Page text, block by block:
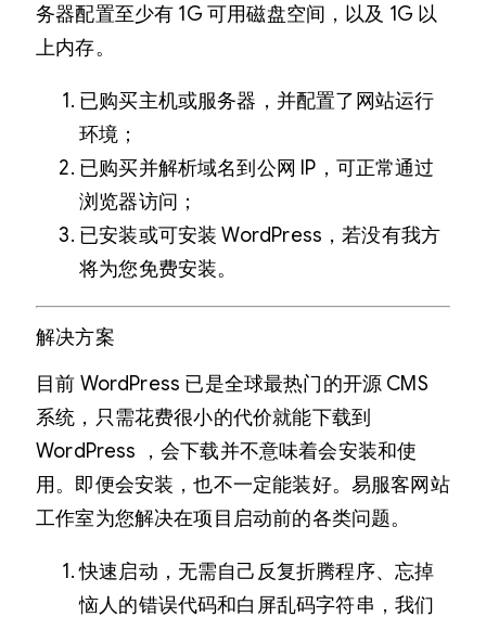
务器配置至少有 1G 可用磁盘空间，以及 1G 以
上内存。
已购买主机或服务器，并配置了网站运行
环境；
已购买并解析域名到公网 IP，可正常通过
浏览器访问；
已安装或可安装 WordPress，若没有我方
将为您免费安装。
解决方案
目前 WordPress 已是全球最热门的开源 CMS
系统，只需花费很小的代价就能下载到
WordPress ，会下载并不意味着会安装和使
用。即便会安装，也不一定能装好。易服客网站
工作室为您解决在项目启动前的各类问题。
快速启动，无需自己反复折腾程序、忘掉
恼人的错误代码和白屏乱码字符串，我们